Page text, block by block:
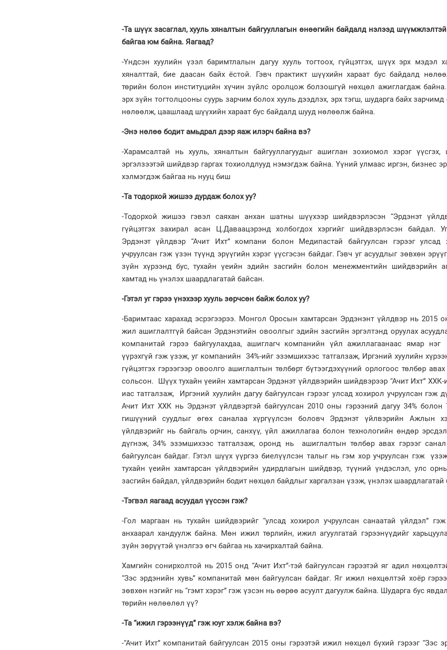
-Та шүүх засаглал, хууль хяналтын байгууллагын өнөөгийн байдалд нэлээд
байгаа юм байна. Яагаад?
-Үндсэн хуулийн үзэл баримтлалын дагуу хууль тогтоох, гүйцэтгэх, шүүх эрх мэдэл
хяналттай, бие даасан байх ёстой. Гэвч практикт шүүхийн хараат бус байдалд
төрийн болон институцийн хүчин зүйлс оролцож болзошгүй нөхцөл ажиглагдаж
эрх зүйн тогтолцооны суурь зарчим болох хууль дээдлэх, эрх тэгш, шударга байх зарчимд
нөлөөлж, цаашлаад шүүхийн хараат бус байдалд шууд нөлөөлж байна.
-Энэ нөлөө бодит амьдрал дээр яаж илэрч байна вэ?
-Харамсалтай нь хууль, хяналтын байгууллагуудыг ашиглан зохиомол хэрэг үүсгэх,
эргэлзээтэй шийдвэр гаргах тохиолдлууд нэмэгдэж байна. Үүний улмаас иргэн, бизнес
хэлмэгдэж байгаа нь нууц биш
-Та тодорхой жишээ дурдаж болох уу?
-Тодорхой жишээ гэвэл саяхан анхан шатны шүүхээр шийдвэрлэсэн “Эрдэнэт
гүйцэтгэх захирал асан Ц.Даваацэрэнд холбогдох хэргийг шийдвэрлэсэн байдал.
Эрдэнэт үйлдвэр “Ачит Ихт” компани болон Медипастай байгуулсан гэрээг улсад
учруулсан гэж үзэн түүнд эрүүгийн хэрэг үүсгэсэн байдаг. Гэвч уг асуудлыг зөвхөн
зүйн хүрээнд бус, тухайн үеийн эдийн засгийн болон менежментийн шийдвэрийн
хамтад нь үнэлэх шаардлагатай байсан.
-Гэтэл уг гэрээ үнэхээр хууль зөрчсөн байж болох уу?
-Баримтаас харахад эсрэгээрээ. Монгол Оросын хамтарсан Эрдэнэнт үйлдвэр нь 2015
жил ашиглалтгүй байсан Эрдэнэтийн овоолгыг эдийн засгийн эргэлтэнд оруулах
компанитай гэрээ байгуулахдаа, ашиглагч компанийн үйл ажиллагаанаас ямар
үүрэхгүй гэж үзэж, уг компанийн 34%-ийг эзэмшихээс татгалзаж, Иргэний хуулийн
гүйцэтгэх гэрээгээр овоолго ашиглалтын төлбөрт бүтээгдэхүүний орлогоос төлбөр авах
сольсон. Шүүх тухайн үеийн хамтарсан Эрдэнэт үйлдвэрийн шийдвэрээр “Ачит Ихт” ХХК-
иас татгалзаж, Иргэний хуулийн дагуу байгуулсан гэрээг улсад хохирол учруулсан гэж
Ачит Ихт ХХК нь Эрдэнэт үйлдвэртэй байгуулсан 2010 оны гэрээний дагуу 34% болон
гишүүний суудлыг өгөх саналаа хүргүүлсэн боловч Эрдэнэт үйлвэрийн Ажлын
үйлдвэрийг нь байгаль орчин, санхүү, үйл ажиллагаа болон технологийн өндөр
дүгнэж, 34% эзэмшихээс татгалзаж, оронд нь ашиглалтын төлбөр авах гэрээг
байгуулсан байдаг. Гэтэл шүүх үүргээ биелүүлсэн талыг нь гэм хор учруулсан гэж
тухайн үеийн хамтарсан үйлдвэрийн удирдлагын шийдвэр, түүний үндэслэл, улс
засгийн байдал, үйлдвэрийн бодит нөхцөл байдлыг харгалзан үзэж, үнэлэх шаардлагатай
-Тэгвэл яагаад асуудал үүссэн гэж?
-Гол маргаан нь тухайн шийдвэрийг “улсад хохирол учруулсан санаатай үйлдэл”
анхаарал хандуулж байна. Мөн ижил төрлийн, ижил агуулгатай гэрээнүүдийг
зүйн зөрүүтэй үнэлгээ өгч байгаа нь хачирхалтай байна.
Хамгийн сонирхолтой нь 2015 онд “Ачит Ихт”-тэй байгуулсан гэрээтэй яг адил
“Зэс эрдэнийн хувь” компанитай мөн байгуулсан байдаг. Яг ижил нөхцөлтэй хоёр
зөвхөн нэгийг нь “гэмт хэрэг” гэж үзсэн нь өөрөө асуулт дагуулж байна. Шударга бус
төрийн нөлөөлөл үү?
-Та “ижил гэрээнүүд” гэж юуг хэлж байна вэ?
-“Ачит Ихт” компанитай байгуулсан 2015 оны гэрээтэй ижил нөхцөл бүхий гэрээг “Зэс